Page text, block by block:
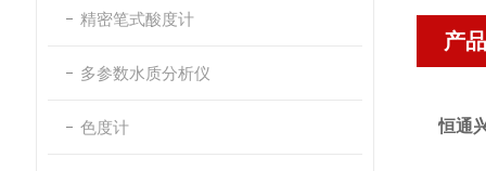
精密笔式酸度计
多参数水质分析仪
色度计
产
恒通